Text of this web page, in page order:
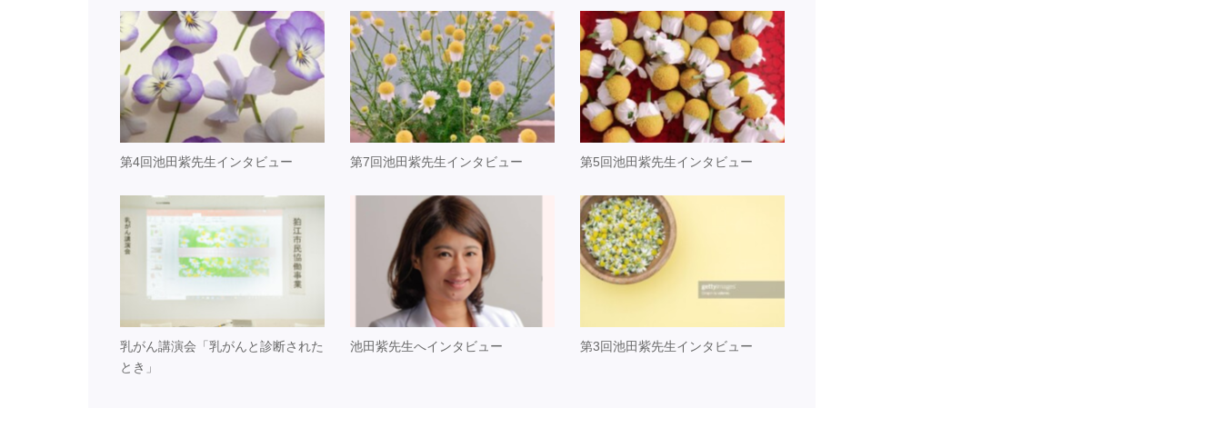
第4回池田紫先生インタビュー 第7回池田紫先生インタビュー 第5回池田紫先生インタビュー
乳がん講演会「乳がんと診断された
とき」
池田紫先生へインタビュー 第3回池田紫先生インタビュー